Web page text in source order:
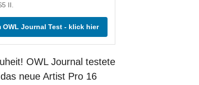
II.
OWL Journal Test - klick hier
OWL Journal testete
neue Artist Pro 16